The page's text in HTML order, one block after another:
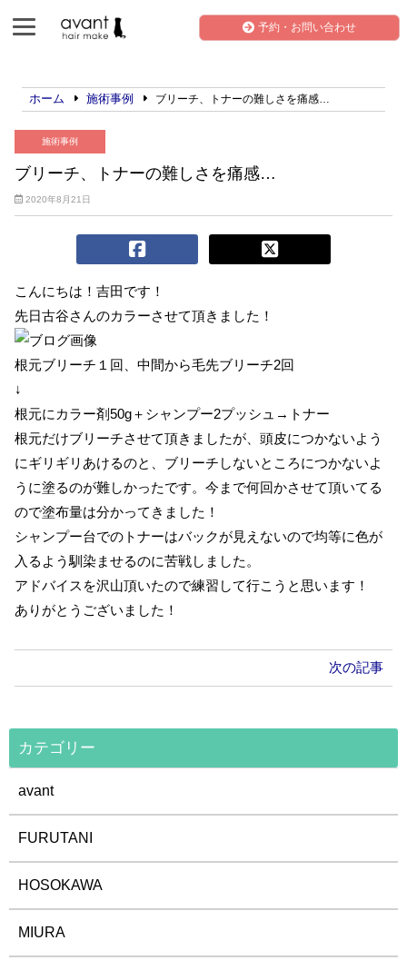
予約・お問い合わせ
ホーム 施術事例 ブリーチ、トナーの難しさを痛感…
施術事例
ブリーチ、トナーの難しさを痛感…
2020年8月21日
こんにちは！吉田です！
先日古谷さんのカラーさせて頂きました！
根元ブリーチ１回、中間から毛先ブリーチ2回
↓
根元にカラー剤50g＋シャンプー2プッシュ→トナー
根元だけブリーチさせて頂きましたが、頭皮につかないよう
にギリギリあけるのと、ブリーチしないところにつかないよ
うに塗るのが難しかったです。今まで何回かさせて頂いてる
ので塗布量は分かってきました！
シャンプー台でのトナーはバックが見えないので均等に色が
入るよう馴染ませるのに苦戦しました。
アドバイスを沢山頂いたので練習して行こうと思います！
ありがとうございました！
次の記事
カテゴリー
avant
FURUTANI
HOSOKAWA
MIURA